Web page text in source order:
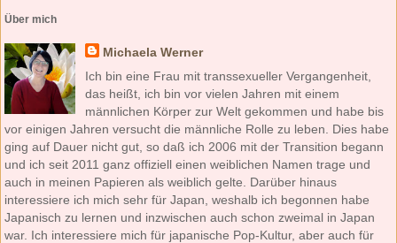
Über mich
Michaela Werner
Ich bin eine Frau mit transsexueller Vergangenheit,
das heißt, ich bin vor vielen Jahren mit einem
männlichen Körper zur Welt gekommen und habe bis
vor einigen Jahren versucht die männliche Rolle zu leben. Dies habe
ging auf Dauer nicht gut, so daß ich 2006 mit der Transition begann
und ich seit 2011 ganz offiziell einen weiblichen Namen trage und
auch in meinen Papieren als weiblich gelte. Darüber hinaus
interessiere ich mich sehr für Japan, weshalb ich begonnen habe
Japanisch zu lernen und inzwischen auch schon zweimal in Japan
war. Ich interessiere mich für japanische Pop-Kultur, aber auch für